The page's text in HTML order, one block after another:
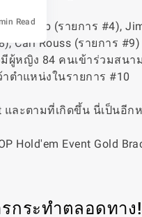
Cobb (รายการ #4),
Carl Rouss (รายการ
ผู้หญิง 84 คนเข้าร่วมสนา
าตำแหน่งในรายการ #10
และตามที่เกิดขึ้น นี่เป็นอี
กระทำตลอดทาง!
Read